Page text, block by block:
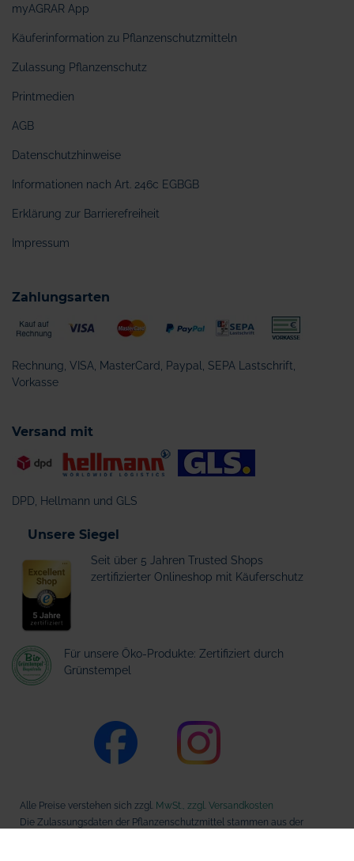
myAGRAR App
Käuferinformation zu Pflanzenschutzmitteln
Zulassung Pflanzenschutz
Printmedien
AGB
Datenschutzhinweise
Informationen nach Art. 246c EGBGB
Erklärung zur Barrierefreiheit
Impressum
Zahlungsarten
Rechnung, VISA, MasterCard, Paypal, SEPA Lastschrift,
Vorkasse
Versand mit
DPD, Hellmann und GLS
Unsere Siegel
Seit über 5 Jahren Trusted Shops
zertifizierter Onlineshop mit Käuferschutz
Für unsere Öko-Produkte: Zertifiziert durch
Grünstempel
Alle Preise verstehen sich zzgl. MwSt., zzgl. Versandkosten
Die Zulassungsdaten der Pflanzenschutzmittel stammen aus der